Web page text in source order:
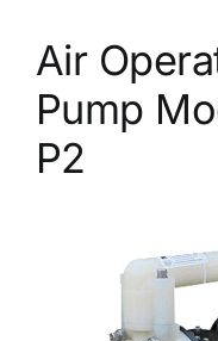
Каталог продукции
Сегменты рынка
Контакты
Air
Pump
P2